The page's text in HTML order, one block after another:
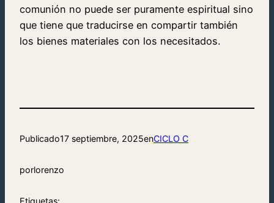
comunión no puede ser puramente espiritual sino
que tiene que traducirse en compartir también
los bienes materiales con los necesitados.
Publicado17 septiembre, 2025enCICLO C
porlorenzo
Etiquetas: